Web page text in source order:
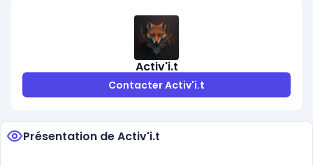
Activ'i.t
Contacter Activ'i.t
Présentation de Activ'i.t